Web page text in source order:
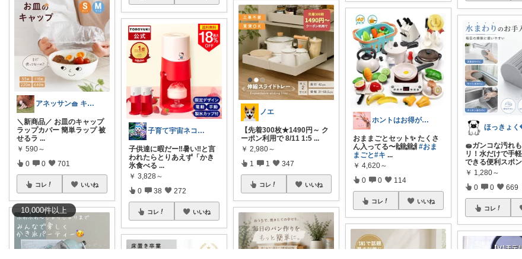
10,000件以上
アネッサン🧺 キッチンと暮らしの実用品
＼新商品／ お皿のキャップ
ラップカバー 簡単ラップ 被
せるラ ...
￥ 590～
0 0 701
コレ いいね
子育て宇宙ネコ🐈育児日用品ROOM🏠
子供達に暇だー‼️暑い‼️と言
われたらとりあえず「かき
氷食べる ...
￥ 3,828～
0 38 272
コレ いいね
ノエ
【先着300枚★1490円～ ク
ーポン利用で 8/11 1:5 ...
￥ 2,980～
1 1 347
コレ いいね
ホントはお得がすき(⁠◠⁠‿⁠◕⁠)
おままごとセット✨ たくさ
ん入ってる〜🙌🙌🙌#おま
まごと#キ ...
￥ 4,620～
0 0 114
コレ いいね
🧽ガンコな汚れ
リ！水だけで手
できる便利スポン
￥ 1,280～
0 0 669
コレ